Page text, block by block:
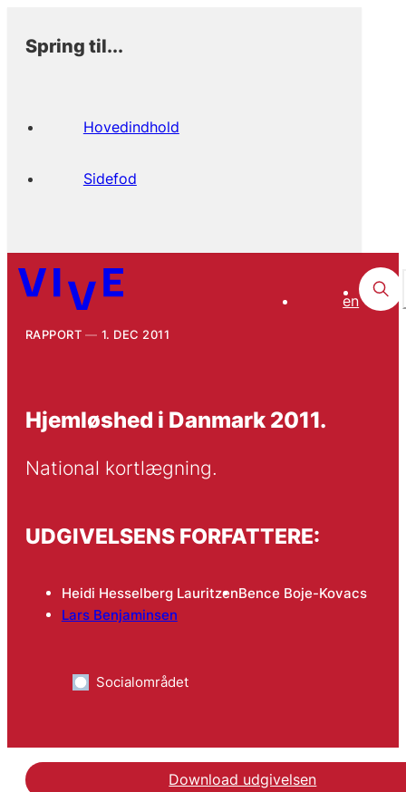
Spring til...
Hovedindhold
Sidefod
en
RAPPORT 1. DEC 2011
Hjemløshed i Danmark 2011.
National kortlægning.
UDGIVELSENS FORFATTERE:
Heidi Hesselberg LauritzenBence Boje-Kovacs
Lars Benjaminsen
Socialområdet
Download udgivelsen